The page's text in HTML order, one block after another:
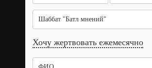
Шаббат "Батл мнений"
Хочу жертвовать ежемесячно